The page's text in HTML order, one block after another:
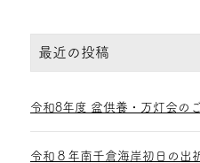
最近の投稿
令和8年度 盆供養・万灯会の
令和８年南千倉海岸初日の出